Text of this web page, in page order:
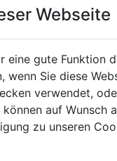
Webseite
eine gute Funktion
Sie diese
verwendet,
auf Wunsch
zu unseren